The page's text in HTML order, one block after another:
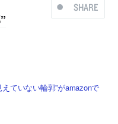
SHARE
ていない輪郭”がamazonで